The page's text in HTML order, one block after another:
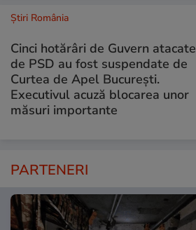
Știri România
Cinci hotărâri de Guvern atacate
de PSD au fost suspendate de
Curtea de Apel București.
Executivul acuză blocarea unor
măsuri importante
PARTENERI